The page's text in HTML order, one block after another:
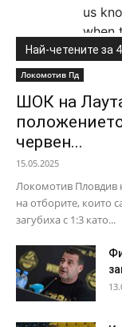
Най-четените за
Локомотив Пд
ШОК на
червен...
15.05.2025
Локомотив Пловдив
на отборите, които
загубиха с 1:3 като...